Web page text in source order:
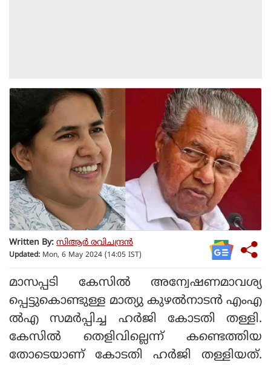
Written By: സിആര്‍ രവിചന്ദ്രന്‍
Updated: Mon, 6 May 2024 (14:05 IST)
മാസപ്പടി കേസില്‍ അന്വേഷണമാവശ്യ
പ്പെട്ടുകൊണ്ടുള്ള മാത്യു കുഴല്‍നാടന്‍ എംഎ
ല്‍എ സമര്‍പ്പിച്ച ഹര്‍ജി കോടതി തള്ളി.
കേസില്‍ തെളിവില്ലെന്ന് കണ്ടെത്തിയ
തോടെയാണ് കോടതി ഹര്‍ജി തള്ളിയത്.